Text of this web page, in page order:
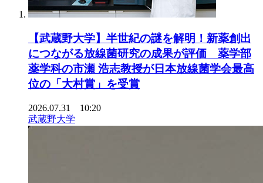
【武蔵野大学】半世紀の謎を解明！新薬創出
につながる放線菌研究の成果が評価 薬学部
薬学科の市瀬 浩志教授が日本放線菌学会最高
位の「大村賞」を受賞
2026.07.31 10:20
武蔵野大学